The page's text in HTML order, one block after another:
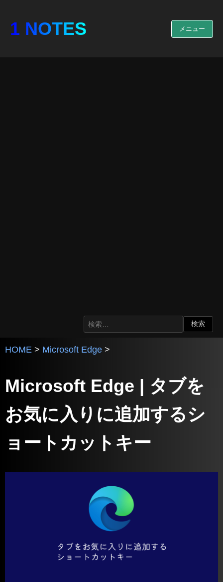
1 NOTES メニュー
HOME > Microsoft Edge >
Microsoft Edge | タブを
お気に入りに追加するシ
ョートカットキー